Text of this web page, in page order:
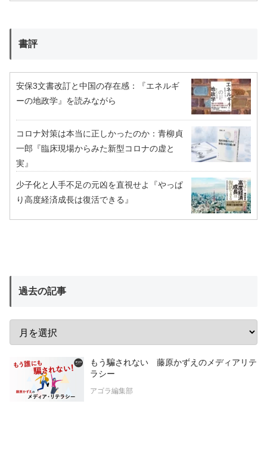
書評
安保3文書改訂と中国の存在感：『エネルギ
ーの地政学』を読みながら
コロナ対策は本当に正しかったのか：青柳貞
一郎『臨床現場からみた新型コロナの虚と
実』
少子化と人手不足の元凶を直視せよ『やっぱ
り高度経済成長は復活できる』
過去の記事
もう騙されない 藤原かずえのメディアリテ
ラシー
アゴラ編集部